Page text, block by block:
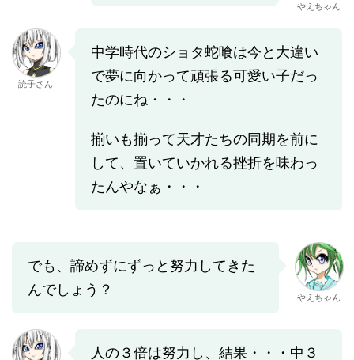
やえちゃん
読子さん
中学時代のショタ蛇喰は今と大違い
で夢に向かって頑張る可愛い子だっ
たのにね・・・
揃いも揃って天才たちの同期を前に
して、置いていかれる挫折を味わっ
たんやなぁ・・・
でも、諦めずにずっと努力してきた
んでしょう？
やえちゃん
人の３倍は努力し、結果・・・中３